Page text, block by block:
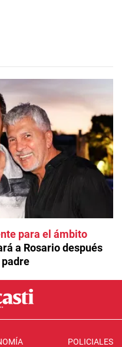
para el ámbito
a Rosario después
POLICIALES